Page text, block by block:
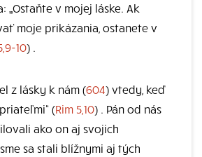
„Ostaňte v mojej láske. Ak
moje prikázania, ostanete v
10) .
z lásky k nám (604) vtedy, keď
(Rim 5,10) . Pán od nás
ako on aj svojich
sa stali blížnymi aj tých